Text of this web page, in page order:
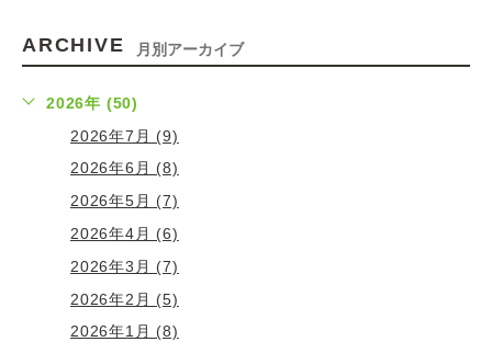
ARCHIVE 月別アーカイブ
2026年 (50)
2026年7月 (9)
2026年6月 (8)
2026年5月 (7)
2026年4月 (6)
2026年3月 (7)
2026年2月 (5)
2026年1月 (8)